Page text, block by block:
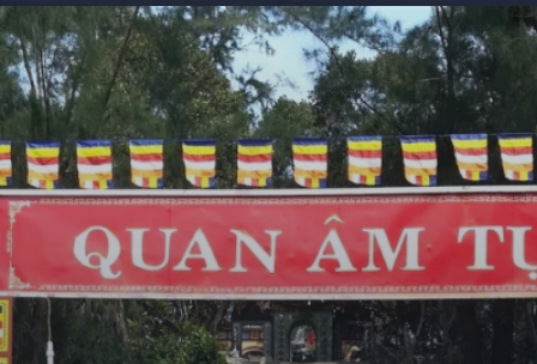
Đang mở https://giaydabonghana.com/chua-quan-am